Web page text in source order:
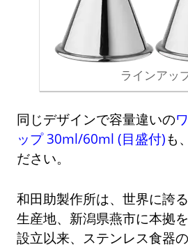
ラインアッ
同じデザインで容量違いの
ップ 30ml/60ml (目盛付)も
ださい。
和田助製作所は、世界に誇
生産地、新潟県燕市に本拠
設立以来、ステンレス食器